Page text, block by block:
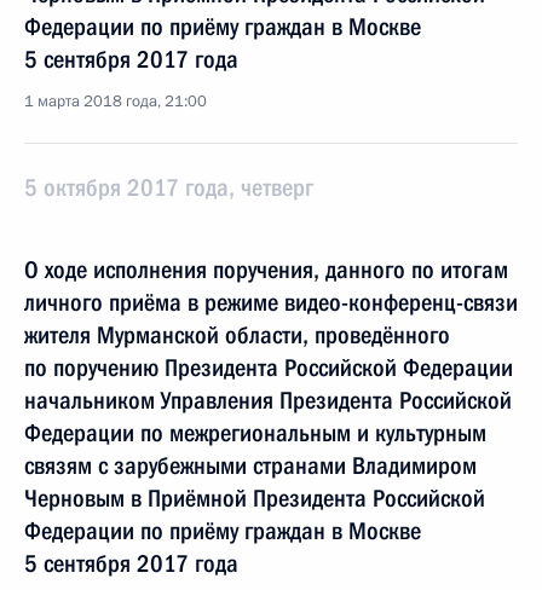
Федерации по приёму граждан в Москве
5 сентября 2017 года
1 марта 2018 года, 21:00
5 октября 2017 года, четверг
О ходе исполнения поручения, данного по итогам
личного приёма в режиме видео-конференц-связи
жителя Мурманской области, проведённого
по поручению Президента Российской Федерации
начальником Управления Президента Российской
Федерации по межрегиональным и культурным
связям с зарубежными странами Владимиром
Черновым в Приёмной Президента Российской
Федерации по приёму граждан в Москве
5 сентября 2017 года